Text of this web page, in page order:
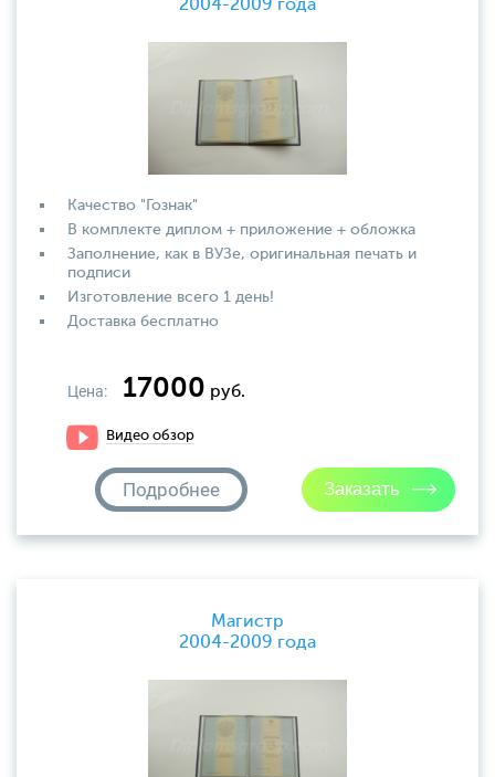
2004-2009 года
Качество "Гознак"
В комплекте диплом + приложение + обложка
Заполнение, как в ВУЗе, оригинальная печать и
подписи
Изготовление всего 1 день!
Доставка бесплатно
Цена: 17000 руб.
Видео обзор
Подробнее
Магистр
2004-2009 года